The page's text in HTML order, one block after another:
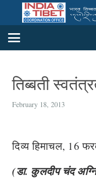
तिब्बती
February 18, 2013
दिव्य हिमाचल, 16
(डा. कुलदीप चंद